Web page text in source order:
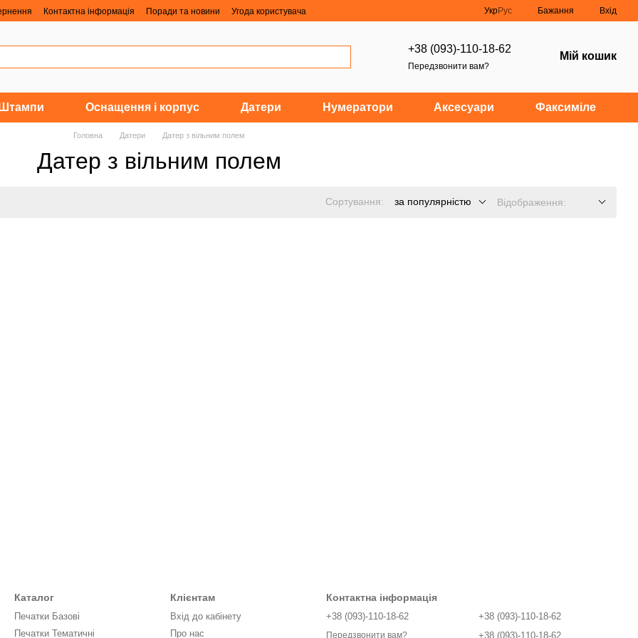
Контактна інформація Поради та новини
Угода користувача
УкрРус Бажання Вхід
+38 (093)-110-18-62
Передзвонити вам?
Мій кошик
Штампи Оснащення і корпус Датери Нумератори Аксесуари Факсиміле
Головна Датери Датер з вільним полем
Датер з вільним полем
Сортування: за популярністю Відображення:
Каталог
Печатки Базові
Печатки Тематичні
Клієнтам
Вхід до кабінету
Про нас
Контактна інформація
+38 (093)-110-18-62
Передзвонити вам?
+38 (093)-110-18-62
+38 (093)-110-18-62